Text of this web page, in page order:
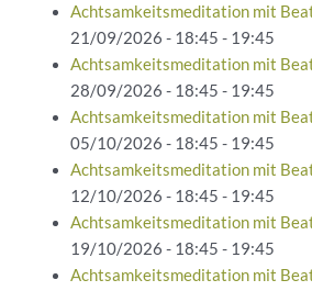
Achtsamkeitsmeditation mit
21/09/2026 - 18:45 - 19:45
Achtsamkeitsmeditation mit
28/09/2026 - 18:45 - 19:45
Achtsamkeitsmeditation mit
05/10/2026 - 18:45 - 19:45
Achtsamkeitsmeditation mit
12/10/2026 - 18:45 - 19:45
Achtsamkeitsmeditation mit
19/10/2026 - 18:45 - 19:45
Achtsamkeitsmeditation mit